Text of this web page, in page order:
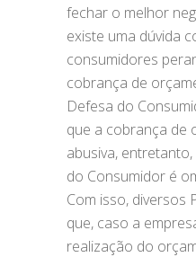
fechar o melhor
existe uma dúvida
consumidores
cobrança de
Defesa do
que a cobrança de
abusiva,
do Consumidor é
Com isso, diversos
que, caso a
realização do